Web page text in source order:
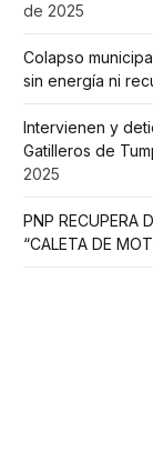
de 2025
Colapso
sin energía ni
Intervienen y
Gatilleros de
2025
PNP RECUPERA
“CALETA DE